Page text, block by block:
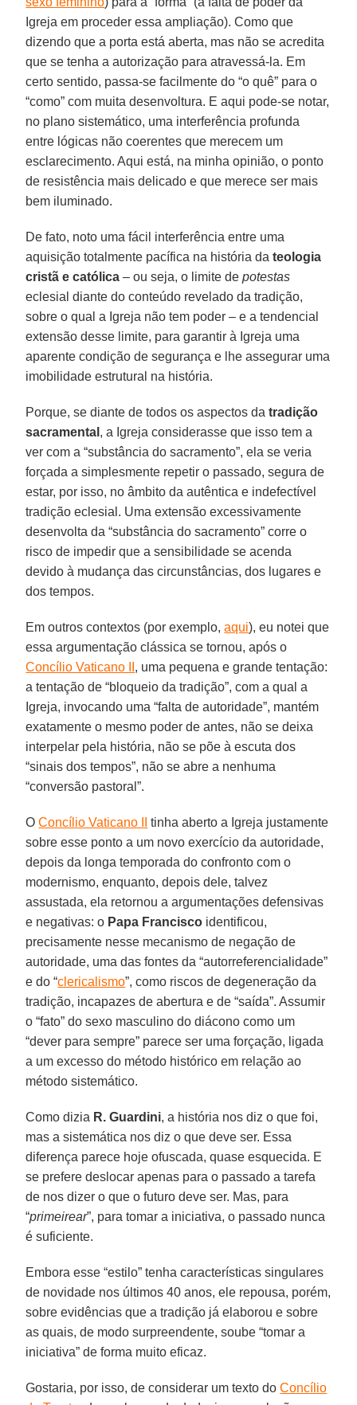
Igreja em proceder essa ampliação). Como que
dizendo que a porta está aberta, mas não se acredita
que se tenha a autorização para atravessá-la. Em
certo sentido, passa-se facilmente do “o quê” para o
“como” com muita desenvoltura. E aqui pode-se notar,
no plano sistemático, uma interferência profunda
entre lógicas não coerentes que merecem um
esclarecimento. Aqui está, na minha opinião, o ponto
de resistência mais delicado e que merece ser mais
bem iluminado.
De fato, noto uma fácil interferência entre uma
aquisição totalmente pacífica na história dateologia
cristã e católica – ou seja, o limite depotestas
eclesial diante do conteúdo revelado da tradição,
sobre o qual a Igreja não tem poder – e a tendencial
extensão desse limite, para garantir à Igreja uma
aparente condição de segurança e lhe assegurar uma
imobilidade estrutural na história.
Porque, se diante de todos os aspectos datradição
sacramental , a Igreja considerasse que isso tem a
ver com a “substância do sacramento”, ela se veria
forçada a simplesmente repetir o passado, segura de
estar, por isso, no âmbito da autêntica e indefectível
tradição eclesial. Uma extensão excessivamente
desenvolta da “substância do sacramento” corre o
risco de impedir que a sensibilidade se acenda
devido à mudança das circunstâncias, dos lugares e
dos tempos.
Em outros contextos (por exemplo,aqui), eu notei que
essa argumentação clássica se tornou, após o
Concílio Vaticano II , uma pequena e grande tentação:
a tentação de “bloqueio da tradição”, com a qual a
Igreja, invocando uma “falta de autoridade”, mantém
exatamente o mesmo poder de antes, não se deixa
interpelar pela história, não se põe à escuta dos
“sinais dos tempos”, não se abre a nenhuma
“conversão pastoral”.
OConcílio Vaticano II
tinha aberto a Igreja justamente
sobre esse ponto a um novo exercício da autoridade,
depois da longa temporada do confronto com o
modernismo, enquanto, depois dele, talvez
assustada, ela retornou a argumentações defensivas
e negativas: o Papa Francisco identificou,
precisamente nesse mecanismo de negação de
autoridade, uma das fontes da “autorreferencialidade”
e do “clericalismo”, como riscos de degeneração da
tradição, incapazes de abertura e de “saída”. Assumir
o “fato” do sexo masculino do diácono como um
“dever para sempre” parece ser uma forçação, ligada
a um excesso do método histórico em relação ao
método sistemático.
Como dizia R. Guardini, a história nos diz o que foi,
mas a sistemática nos diz o que deve ser. Essa
diferença parece hoje ofuscada, quase esquecida. E
se prefere deslocar apenas para o passado a tarefa
de nos dizer o que o futuro deve ser. Mas, para
“primeirear”, para tomar a iniciativa, o passado nunca
é suficiente.
Embora esse “estilo” tenha características singulares
de novidade nos últimos 40 anos, ele repousa, porém,
sobre evidências que a tradição já elaborou e sobre
as quais, de modo surpreendente, soube “tomar a
iniciativa” de forma muito eficaz.
Gostaria, por isso, de considerar um texto doConcílio